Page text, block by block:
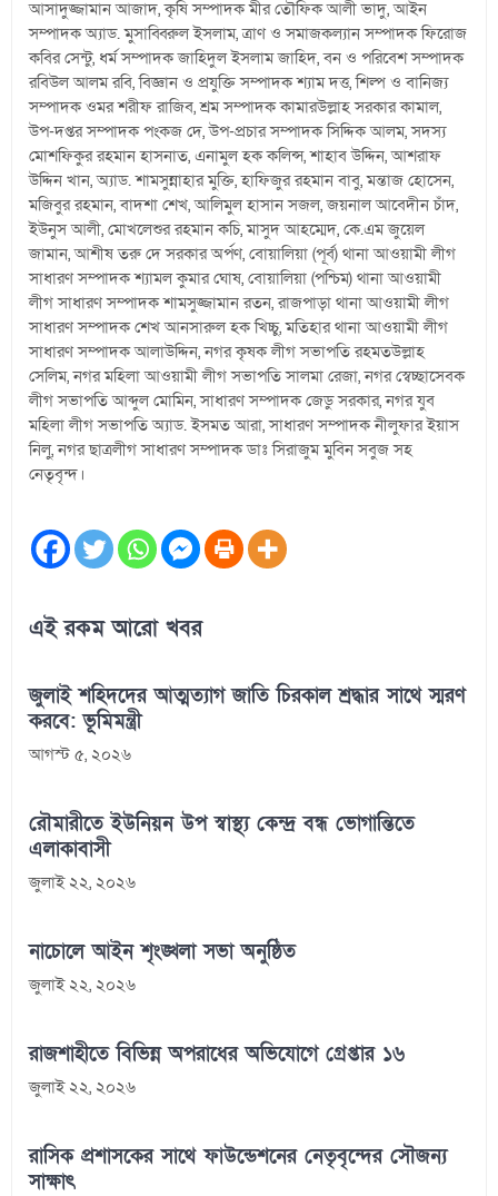
আসাদুজ্জামান আজাদ, কৃষি সম্পাদক মীর তৌফিক আলী ভাদু, আইন
সম্পাদক অ্যাড. মুসাব্বিরুল ইসলাম, ত্রাণ ও সমাজকল্যান সম্পাদক ফিরোজ
কবির সেন্টু, ধর্ম সম্পাদক জাহিদুল ইসলাম জাহিদ, বন ও পরিবেশ সম্পাদক
রবিউল আলম রবি, বিজ্ঞান ও প্রযুক্তি সম্পাদক শ্যাম দত্ত, শিল্প ও বানিজ্য
সম্পাদক ওমর শরীফ রাজিব, শ্রম সম্পাদক কামারউল্লাহ সরকার কামাল,
উপ-দপ্তর সম্পাদক পংকজ দে, উপ-প্রচার সম্পাদক সিদ্দিক আলম, সদস্য
মোশফিকুর রহমান হাসনাত, এনামুল হক কলিন্স, শাহাব উদ্দিন, আশরাফ
উদ্দিন খান, অ্যাড. শামসুন্নাহার মুক্তি, হাফিজুর রহমান বাবু, মন্তাজ হোসেন,
মজিবুর রহমান, বাদশা শেখ, আলিমুল হাসান সজল, জয়নাল আবেদীন চাঁদ,
ইউনুস আলী, মোখলেশুর রহমান কচি, মাসুদ আহম্মেদ, কে.এম জুয়েল
জামান, আশীষ তরু দে সরকার অর্পণ, বোয়ালিয়া (পূর্ব) থানা আওয়ামী লীগ
সাধারণ সম্পাদক শ্যামল কুমার ঘোষ, বোয়ালিয়া (পশ্চিম) থানা আওয়ামী
লীগ সাধারণ সম্পাদক শামসুজ্জামান রতন, রাজপাড়া থানা আওয়ামী লীগ
সাধারণ সম্পাদক শেখ আনসারুল হক খিচ্চু, মতিহার থানা আওয়ামী লীগ
সাধারণ সম্পাদক আলাউদ্দিন, নগর কৃষক লীগ সভাপতি রহমতউল্লাহ
সেলিম, নগর মহিলা আওয়ামী লীগ সভাপতি সালমা রেজা, নগর স্বেচ্ছাসেবক
লীগ সভাপতি আব্দুল মোমিন, সাধারণ সম্পাদক জেডু সরকার, নগর যুব
মহিলা লীগ সভাপতি অ্যাড. ইসমত আরা, সাধারণ সম্পাদক নীলুফার ইয়াস
নিলু, নগর ছাত্রলীগ সাধারণ সম্পাদক ডাঃ সিরাজুম মুবিন সবুজ সহ
নেতৃবৃন্দ।
এই রকম আরো খবর
জুলাই শহিদদের আত্মত্যাগ জাতি চিরকাল শ্রদ্ধার সাথে স্মরণ
করবে: ভূমিমন্ত্রী
আগস্ট ৫, ২০২৬
রৌমারীতে ইউনিয়ন উপ স্বাস্থ্য কেন্দ্র বন্ধ ভোগান্তিতে
এলাকাবাসী
জুলাই ২২, ২০২৬
নাচোলে আইন শৃংঙ্খলা সভা অনুষ্ঠিত
জুলাই ২২, ২০২৬
রাজশাহীতে বিভিন্ন অপরাধের অভিযোগে গ্রেপ্তার ১৬
জুলাই ২২, ২০২৬
রাসিক প্রশাসকের সাথে ফাউন্ডেশনের নেতৃবৃন্দের সৌজন্য
সাক্ষাৎ